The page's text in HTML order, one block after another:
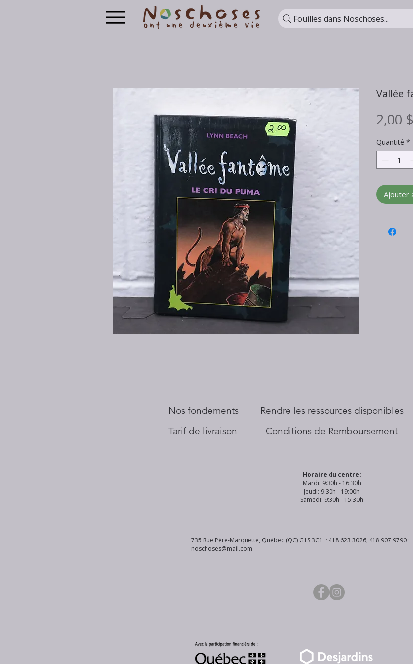
Fouilles dans Noschoses...
Vallée
2,00 $
Quantité *
Ajouter
Nos fondements
Tarif de livraison
​Rendre les ressources disponibles
Conditions de Remboursement
Horaire du centre:
Mardi: 9:30h - 16:30h
Jeudi: 9:30h - 19:00h
Samedi: 9:30h - 15:30h
735 Rue Père-Marquette, Québec (QC) G1S 3C1 · 418 623 3026, 418 907 9790 ·
noschoses@mail.com